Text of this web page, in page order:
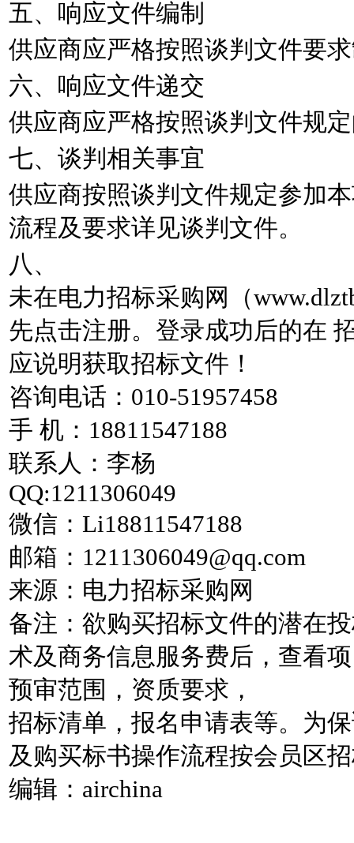
五、响应文件编制
供应商应严格按照谈判文件要
六、响应文件递交
供应商应严格按照谈判文件规
七、谈判相关事宜
供应商按照谈判文件规定参加
流程及要求详见谈判文件。
八、
未在电力招标采购网（
先点击注册。登录成功后的在
应说明获取招标文件！
咨询电话：010-51957458
手 机：18811547188
联系人：李杨
QQ:1211306049
微信：Li18811547188
邮箱：1211306049@qq.com
来源：电力招标采购网
备注：欲购买招标文件的潜在
术及商务信息服务费后，查看
预审范围，资质要求，
招标清单，报名申请表等。为
及购买标书操作流程按会员区
编辑：airchina